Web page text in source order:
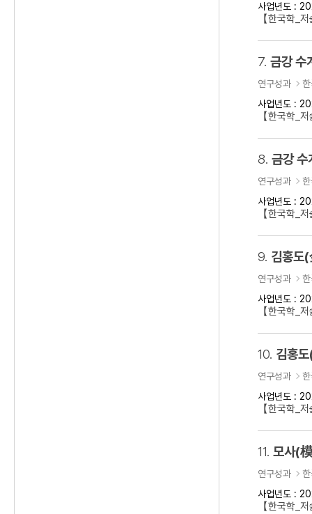
사업년도 :
【한국학
7. 금강 수
연구성과
사업년도 :
【한국학_
8. 금강 수
연구성과
사업년도 :
【한국학
9. 김홍도
연구성과
사업년도 :
【한국학_
10. 김홍
연구성과
사업년도 :
【한국학_
11. 모사(
연구성과
사업년도 :
【한국학_